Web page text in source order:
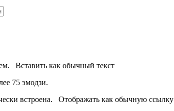
Вставить как обычный текст
75 эмодзи.
встроена. Отображать как обычную ссылку